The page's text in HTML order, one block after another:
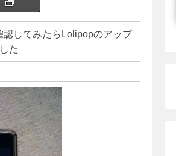
してみたらLolipopのアップ
た